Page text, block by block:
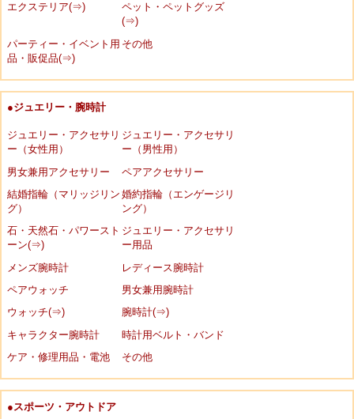
エクステリア(⇒)
ペット・ペットグッズ
(⇒)
パーティー・イベント用
品・販促品(⇒)
その他
●ジュエリー・腕時計
ジュエリー・アクセサリ
ー（女性用）
ジュエリー・アクセサリ
ー（男性用）
男女兼用アクセサリー
ペアアクセサリー
結婚指輪（マリッジリン
グ）
婚約指輪（エンゲージリ
ング）
石・天然石・パワースト
ーン(⇒)
ジュエリー・アクセサリ
ー用品
メンズ腕時計
レディース腕時計
ペアウォッチ
男女兼用腕時計
ウォッチ(⇒)
腕時計(⇒)
キャラクター腕時計
時計用ベルト・バンド
ケア・修理用品・電池
その他
●スポーツ・アウトドア